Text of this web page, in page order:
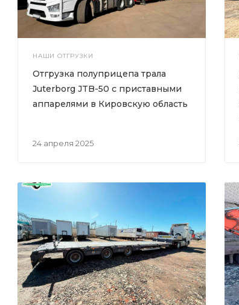
НАШИ ОТГРУЗКИ
24 апреля 2025
Отгрузка полуприцепа трала
Juterborg JTB-50 с приставными
аппарелями в Кировскую область